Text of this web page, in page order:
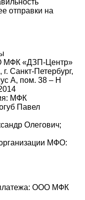
отправки на
МФК «ДЗП-Центр»
Санкт-Петербург,
А, пом. 38 – Н
МФК
Павел
Олегович;
МФО:
ООО МФК